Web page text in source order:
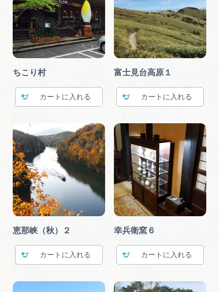
ちこり村
カート
富士見台高原１
カート
恵那峡（秋）２
カート
幸兵衛窯６
カート